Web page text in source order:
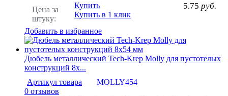
Цена за
штуку:
5.75 руб.
Купить
Купить в 1 клик
Добавить в избранное
Дюбель металлический Tech-Krep Molly для пустотелых
конструкций 8х...
Артикул товара
MOLLY454
0 отзывов